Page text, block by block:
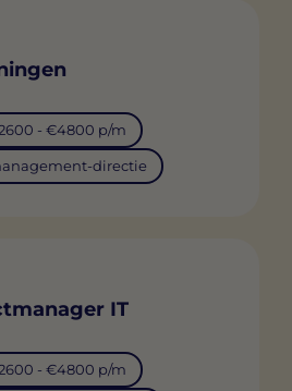
- €4800 p/m
directie
IT
- €4800 p/m